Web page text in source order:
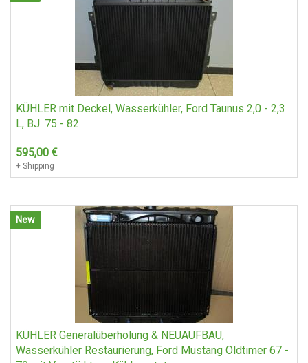
KÜHLER mit Deckel, Wasserkühler, Ford Taunus 2,0 - 2,3
L, BJ. 75 - 82
595,00 €
+ Shipping
New
KÜHLER Generalüberholung & NEUAUFBAU,
Wasserkühler Restaurierung, Ford Mustang Oldtimer 67 -